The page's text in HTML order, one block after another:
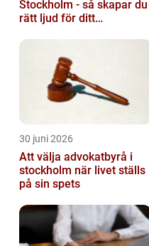
Stockholm - så skapar du
rätt ljud för ditt
30 juni 2026
Att välja advokatbyrå i
stockholm när livet ställs
på sin spets